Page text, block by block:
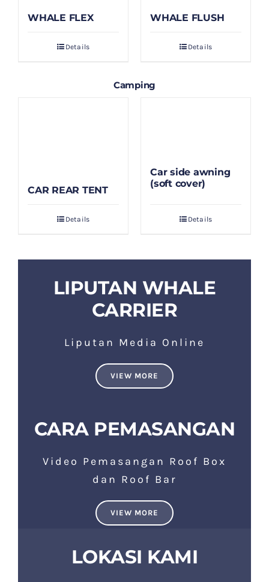
WHALE FLEX
Details
WHALE FLUSH
Details
Camping
CAR REAR TENT
Details
Car side awning
(soft cover)
Details
LIPUTAN WHALE
CARRIER
Liputan Media Online
VIEW MORE
CARA PEMASANGAN
Video Pemasangan Roof Box
dan Roof Bar
VIEW MORE
LOKASI KAMI